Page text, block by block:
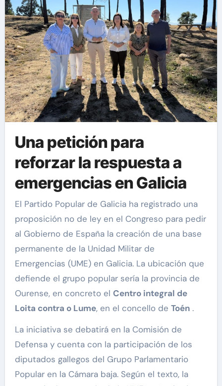
Una petición para
reforzar la respuesta a
emergencias en Galicia
El Partido Popular de Galicia ha registrado una
proposición no de ley en el Congreso para pedir
al Gobierno de España la creación de una base
permanente de la Unidad Militar de
Emergencias (UME) en Galicia. La ubicación que
defiende el grupo popular sería la provincia de
Ourense, en concreto el Centro integral de
Loita contra o Lume, en el concello de Toén.
La iniciativa se debatirá en la Comisión de
Defensa y cuenta con la participación de los
diputados gallegos del Grupo Parlamentario
Popular en la Cámara baja. Según el texto, la